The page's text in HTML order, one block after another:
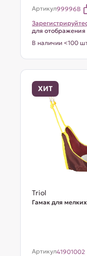
Артикул99996B
для
В наличии <100
ХИТ
Triol
Гамак для
Артикул41901002